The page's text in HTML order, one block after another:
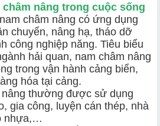
nâng trong cuộc sống
châm nâng có ứng dụng
chuyển, nâng hạ, tháo dỡ
công nghiệp năng. Tiêu biểu
hải quan, nam châm nâng
trong vận hành cảng biển,
hóa tại cảng.
nâng thường được sử dụng
gia công, luyện cán thép, nhà
nhựa,…